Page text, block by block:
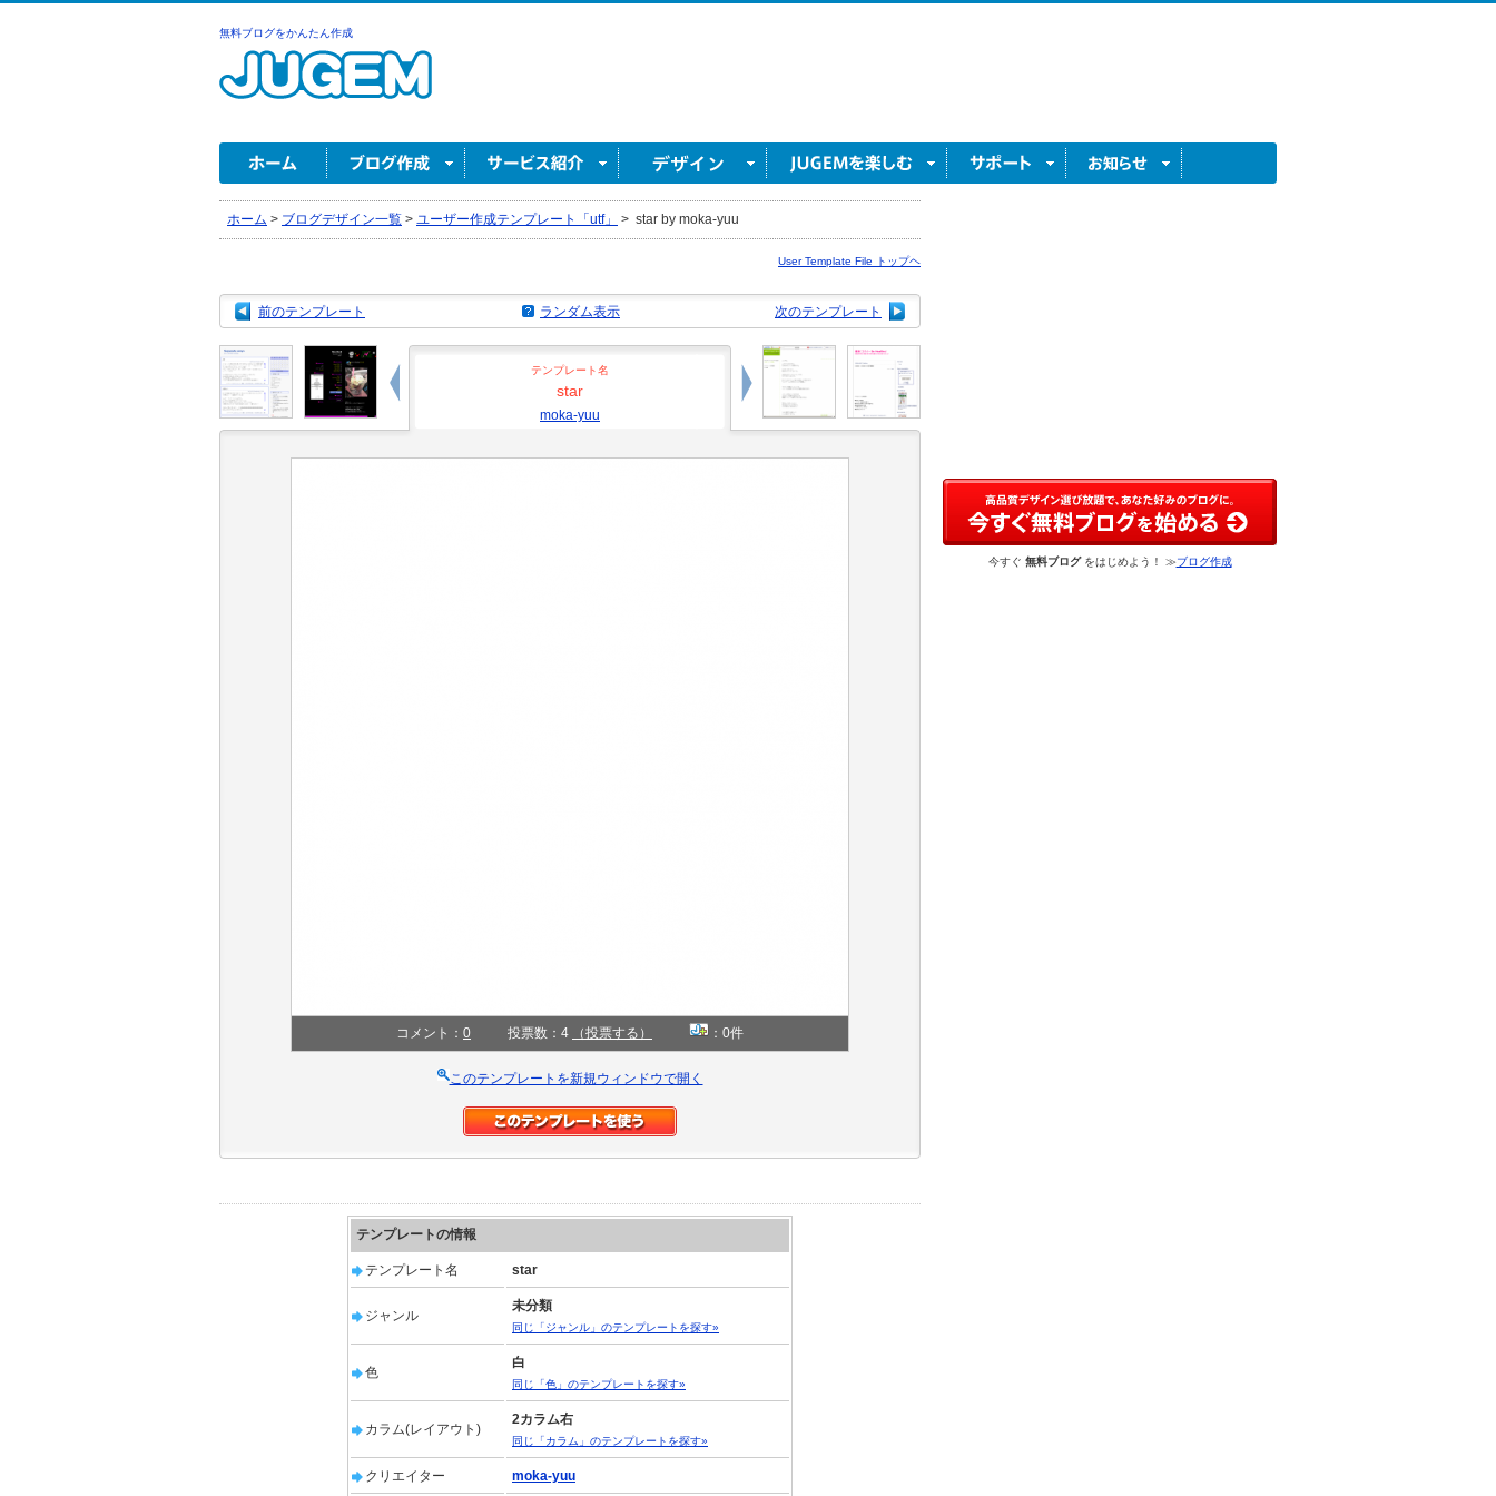
無料ブログをかんたん作成
ホーム > ブログデザイン一覧 > ユーザー作成テンプレート「utf」 > star by moka-yuu
User Template File トップヘ
前のテンプレート 次のテンプレート
ランダム表示
テンプレート名
star
moka-yuu
コメント： 0 投票数：4 （投票する） ：0件
このテンプレートを新規ウィンドウで開く
テンプレートの情報
テンプレート名 star
ジャンル
未分類
同じ「ジャンル」のテンプレートを探す»
色
白
同じ「色」のテンプレートを探す»
カラム(レイアウト)
2カラム右
同じ「カラム」のテンプレートを探す»
クリエイター moka-yuu
今すぐ 無料ブログをはじめよう！ ≫ブログ作成